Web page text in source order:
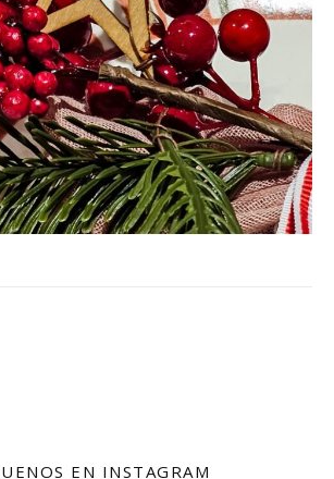
EN INSTAGRAM